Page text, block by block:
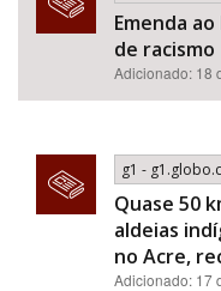
Emenda
de racismo​​​​​​​​​​​​​​​​​​​​​​​​​​​​​​​​​​​​​​​​​​
Adicionado: 18
g1 -
Quase 50
aldeias
no Acre,
Adicionado: 17